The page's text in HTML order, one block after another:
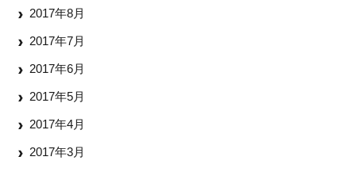
2017年8月
2017年7月
2017年6月
2017年5月
2017年4月
2017年3月